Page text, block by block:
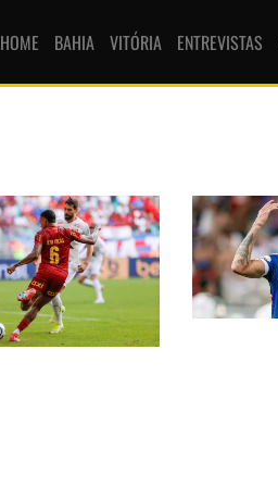
HOME BAHIA VITÓRIA ENTREVISTAS